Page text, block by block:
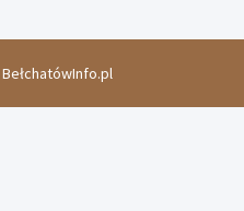
BełchatówInfo.pl